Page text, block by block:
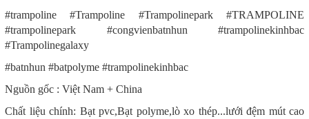
#trampoline #Trampoline #Trampolinepark #TRAMPOLINE
#trampolinepark #congvienbatnhun #trampolinekinhbac
#Trampolinegalaxy
#batnhun #batpolyme #trampolinekinhbac
Nguồn gốc : Việt Nam + China
Chất liệu chính: Bạt pvc,Bạt polyme,lò xo thép...lưới đệm mút cao